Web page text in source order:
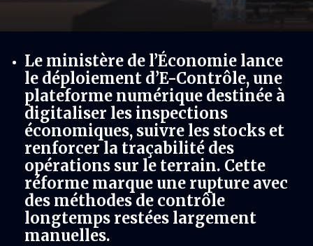
Le ministère de l’Économie lance
le déploiement d’E-Contrôle, une
plateforme numérique destinée à
digitaliser les inspections
économiques, suivre les stocks et
renforcer la traçabilité des
opérations sur le terrain. Cette
réforme marque une rupture avec
des méthodes de contrôle
longtemps restées largement
manuelles.